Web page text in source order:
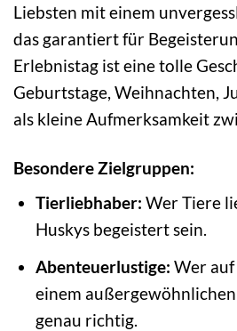
Liebsten mit einem
das garantiert für
Erlebnistag ist eine tolle
Geburtstage, Weihnachten,
als kleine Aufmerksamkeit
Besondere Zielgruppen:
Tierliebhaber: Wer Tiere
Huskys begeistert sein.
Abenteuerlustige: Wer auf
einem
genau richtig.